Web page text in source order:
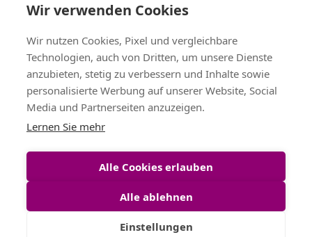
AGB
| Widerruf & -formular | Datenschutz
Versand & Zahlung,Kontakt,Fax-Bestellschein
+49 (0)8704/9281-95, Fax: -96
Vertrag widerrufen
Bänder Großhandel
Inh. Bruno Hatzl e.K. 2026 — Alle Rechte
Wir verwenden Cookies
Wir nutzen Cookies, Pixel und vergleichbare
Technologien, auch von Dritten, um unsere Dienste
anzubieten, stetig zu verbessern und Inhalte sowie
personalisierte Werbung auf unserer Website, Social
Media und Partnerseiten anzuzeigen.
Lernen Sie mehr
Alle Cookies erlauben
Alle ablehnen
Einstellungen